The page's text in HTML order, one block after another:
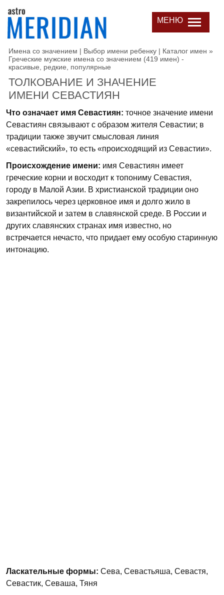
МЕНЮ
Имена со значением | Выбор имени ребенку | Каталог имен »
Греческие мужские имена со значением (419 имен) -
красивые, редкие, популярные
ТОЛКОВАНИЕ И ЗНАЧЕНИЕ
ИМЕНИ СЕВАСТИЯН
Что означает имя Севастиян: точное значение имени
Севастиян связывают с образом жителя Севастии; в
традиции также звучит смысловая линия
«севастийский», то есть «происходящий из Севастии».
Происхождение имени: имя Севастиян имеет
греческие корни и восходит к топониму Севастия,
городу в Малой Азии. В христианской традиции оно
закрепилось через церковное имя и долго жило в
византийской и затем в славянской среде. В России и
других славянских странах имя известно, но
встречается нечасто, что придает ему особую старинную
интонацию.
Ласкательные формы: Сева, Севастьяша, Севастя,
Севастик, Севаша, Тяня